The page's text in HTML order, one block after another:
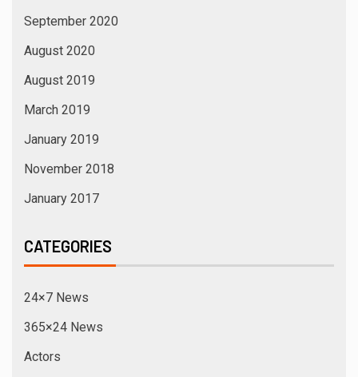
September 2020
August 2020
August 2019
March 2019
January 2019
November 2018
January 2017
CATEGORIES
24×7 News
365×24 News
Actors